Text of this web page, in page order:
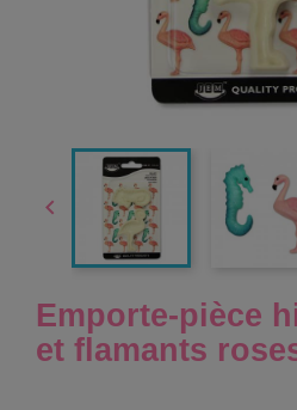

Emporte-pièce
et flamants